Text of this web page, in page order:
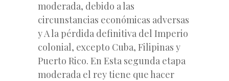
moderada, debido a las
circunstancias económicas adversas
y A la pérdida definitiva del Imperio
colonial, excepto Cuba, Filipinas y
Puerto Rico. En Esta segunda etapa
moderada el rey tiene que hacer